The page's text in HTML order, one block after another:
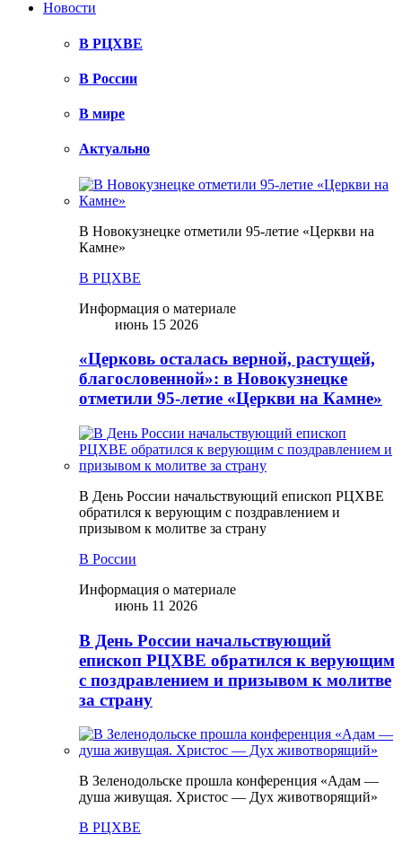
Новости
В РЦХВЕ
В России
В мире
Актуально
В Новокузнецке отметили 95-летие «Церкви на
Камне»
В РЦХВЕ
Информация о материале
июнь 15 2026
«Церковь осталась верной, растущей,
благословенной»: в Новокузнецке
отметили 95-летие «Церкви на Камне»
В День России начальствующий епископ РЦХВЕ
обратился к верующим с поздравлением и
призывом к молитве за страну
В России
Информация о материале
июнь 11 2026
В День России начальствующий
епископ РЦХВЕ обратился к верующим
с поздравлением и призывом к молитве
за страну
В Зеленодольске прошла конференция «Адам —
душа живущая. Христос — Дух животворящий»
В РЦХВЕ